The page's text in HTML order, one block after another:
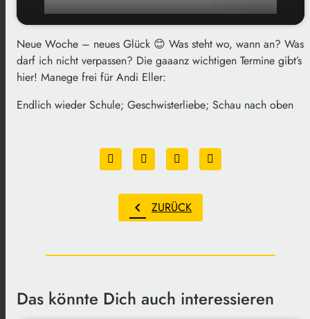
play_arrow Kalenderwoche 15
00:00
Neue Woche – neues Glück 😊 Was steht wo, wann an? Was
darf ich nicht verpassen? Die gaaanz wichtigen Termine gibt’s
hier! Manege frei für Andi Eller:
Endlich wieder Schule; Geschwisterliebe; Schau nach oben
chevron_left ZURÜCK
Das könnte Dich auch interessieren